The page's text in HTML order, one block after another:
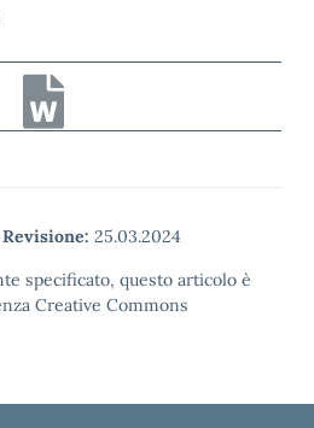
Revisione: 25.03.2024
specificato, questo articolo è
Creative Commons